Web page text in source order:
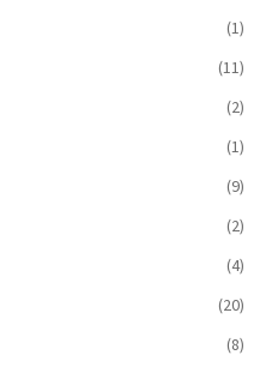
(1)
(11)
(2)
(1)
(9)
(2)
(4)
(20)
(8)